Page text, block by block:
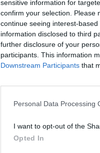
sensitive information for
confirm your selection. Please
continue seeing interest-
information disclosed to third
further disclosure of your
participants. This information
Downstream Participants that
Personal Data Processing
I want to opt-out of the
Opted In